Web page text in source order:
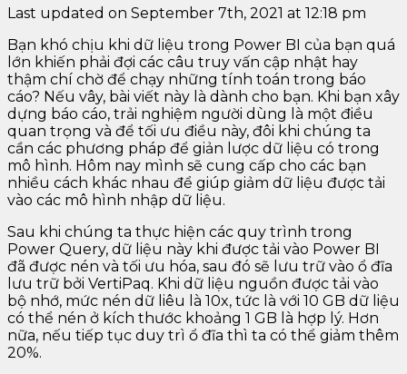
Last updated on September 7th, 2021 at 12:18 pm
Bạn khó chịu khi dữ liệu trong Power BI của bạn quá
lớn khiến phải đợi các câu truy vấn cập nhật hay
thậm chí chờ để chạy những tính toán trong báo
cáo? Nếu vây, bài viết này là dành cho bạn. Khi bạn xây
dựng báo cáo, trải nghiệm người dùng là một điều
quan trọng và để tối ưu điều này, đôi khi chúng ta
cần các phương pháp để giản lược dữ liệu có trong
mô hình. Hôm nay mình sẽ cung cấp cho các bạn
nhiều cách khác nhau để giúp giảm dữ liệu được tải
vào các mô hình nhập dữ liệu.
Sau khi chúng ta thực hiện các quy trình trong
Power Query, dữ liệu này khi được tải vào Power BI
đã được nén và tối ưu hóa, sau đó sẽ lưu trữ vào ổ đĩa
lưu trữ bởi VertiPaq. Khi dữ liệu nguồn được tải vào
bộ nhớ, mức nén dữ liêu là 10x, tức là với 10 GB dữ liệu
có thể nén ở kích thước khoảng 1 GB là hợp lý. Hơn
nữa, nếu tiếp tục duy trì ổ đĩa thì ta có thể giảm thêm
20%.